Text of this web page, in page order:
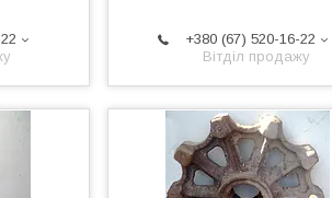
+380 (67) 520-16-22
Вітділ продажу